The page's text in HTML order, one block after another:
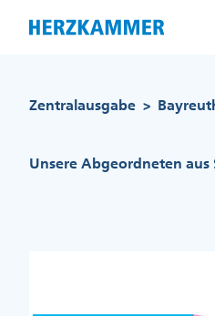
Zentralausgabe >
Unsere Abgeordneten aus